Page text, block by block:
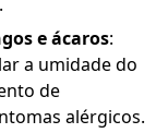
e ácaros:
a umidade do
de
alérgicos.